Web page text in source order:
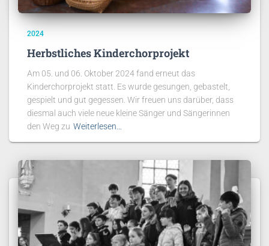
2024
Herbstliches Kinderchorprojekt
Am 05. und 06. Oktober 2024 fand erneut das
Kinderchorprojekt statt. Es wurde gesungen, gebastelt,
gespielt und gut gegessen. Wir freuen uns darüber, dass
diesmal auch viele neue kleine Sänger und Sängerinnen
den Weg zu Weiterlesen…